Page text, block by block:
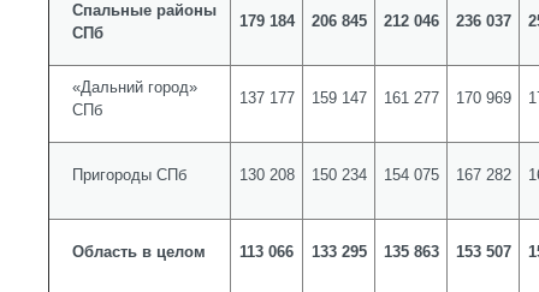
Спальные районы
СПб
179 184 206 845 212 046 236 037
«Дальний город»
СПб
137 177 159 147 161 277 170 969
Пригороды СПб 130 208 150 234 154 075 167 282
Область в целом 113 066 133 295 135 863 153 507